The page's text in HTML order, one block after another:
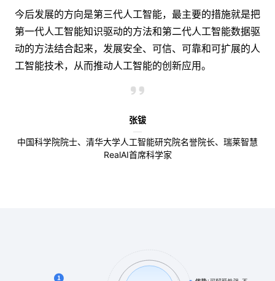
今后发展的方向是第三代人工智能，最主要的措施就是把
第一代人工智能知识驱动的方法和第二代人工智能数据驱
动的方法结合起来，发展安全、可信、可靠和可扩展的人
工智能技术，从而推动人工智能的创新应用。
张钹
中国科学院院士、清华大学人工智能研究院名誉院长、瑞莱智慧
RealAI首席科学家